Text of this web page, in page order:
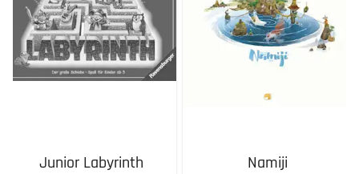
Junior Labyrinth Namiji